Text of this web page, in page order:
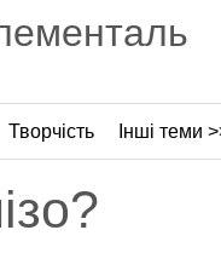
Творчість Інші теми